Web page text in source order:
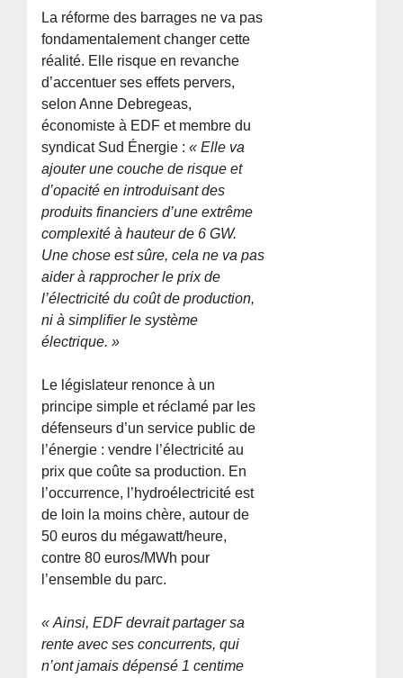
La réforme des barrages ne va pas
fondamentalement changer cette
réalité. Elle risque en revanche
d’accentuer ses effets pervers,
selon Anne Debregeas,
économiste à EDF et membre du
syndicat Sud Énergie :« Elle va
ajouter une couche de risque et
d’opacité en introduisant des
produits financiers d’une extrême
complexité à hauteur de 6 GW.
Une chose est sûre, cela ne va pas
aider à rapprocher le prix de
l’électricité du coût de production,
ni à simplifier le système
électrique. »
Le législateur renonce à un
principe simple et réclamé par les
défenseurs d’un service public de
l’énergie : vendre l’électricité au
prix que coûte sa production. En
l’occurrence, l’hydroélectricité est
de loin la moins chère, autour de
50 euros du mégawatt/heure,
contre 80 euros/MWh pour
l’ensemble du parc.
« Ainsi, EDF devrait partager sa
rente avec ses concurrents, qui
n’ont jamais dépensé 1 centime